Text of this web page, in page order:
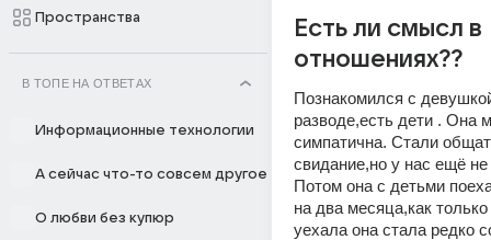
Пространства
В ТОПЕ НА ОТВЕТАХ
Информационные технологии
А сейчас что-то совсем другое
О любви без купюр
Есть ли смысл в
отношениях??
Познакомился с
разводе,есть дети . Она
симпатична. Стали
свидание,но у нас ещё
Потом она с детьми
на два месяца,как
уехала она стала редко